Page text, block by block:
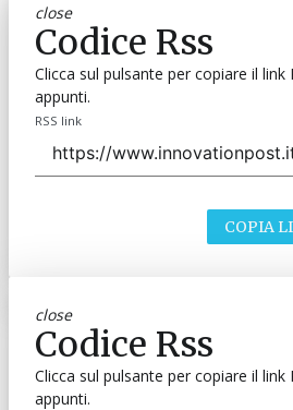
close
Codice Rss
Clicca sul pulsante per copiare il link
appunti.
RSS link
COPIA
close
Codice Rss
Clicca sul pulsante per copiare il link
appunti.